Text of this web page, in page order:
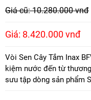
Giá cũ: 10.280.000 vnđ
Giá: 8.420.000 vnđ
Vòi Sen Cây Tắm Inax
kiệm nước đến từ
sưu tập dòng sản phẩm